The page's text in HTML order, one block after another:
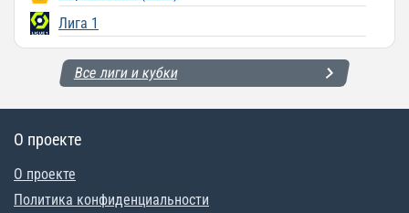
Лига 1
Все лиги и кубки
О проекте
О проекте
Политика конфиденциальности